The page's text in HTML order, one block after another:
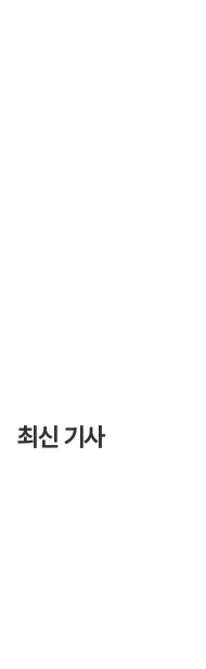
최신 기사